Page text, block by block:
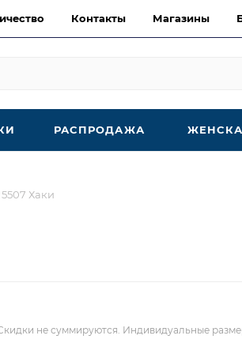
Контакты Магазины
РАСПРОДАЖА
Хаки
не суммируются. Индивидуальные